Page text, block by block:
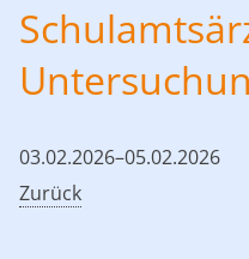
03.02.2026–05.02.2026
Zurück